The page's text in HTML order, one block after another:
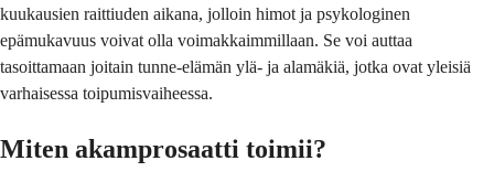
kuukausien raittiuden aikana, jolloin himot ja psykologinen
epämukavuus voivat olla voimakkaimmillaan. Se voi auttaa
tasoittamaan joitain tunne-elämän ylä- ja alamäkiä, jotka ovat yleisiä
varhaisessa toipumisvaiheessa.
Miten akamprosaatti toimii?